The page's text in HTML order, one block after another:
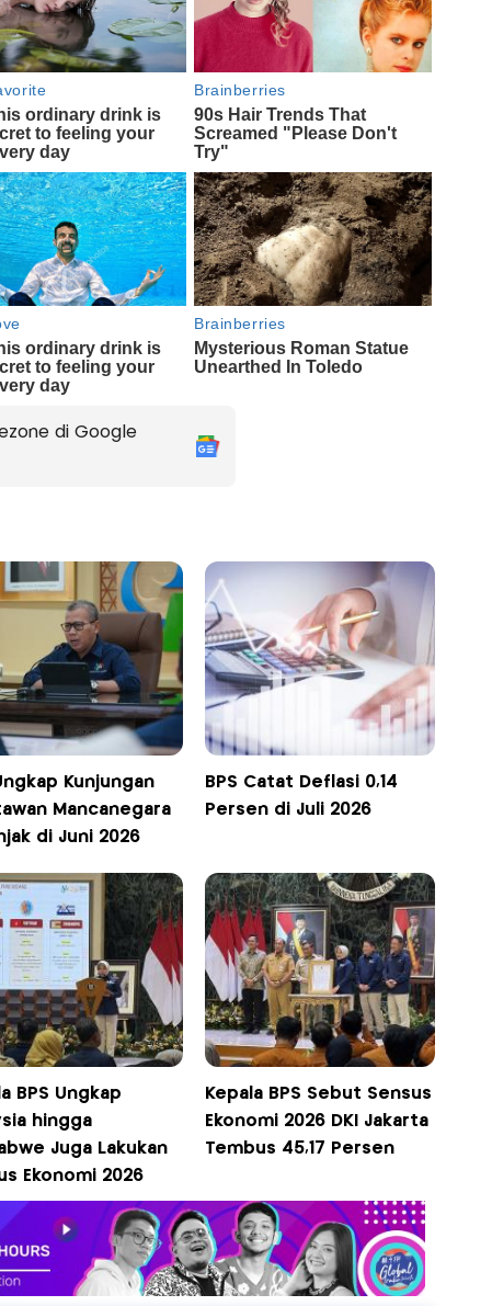
di Google
Kunjungan
Mancanegara
di Juni 2026
BPS Catat Deflasi 0,14
Persen di Juli 2026
BPS Ungkap
hingga
Juga Lakukan
Ekonomi 2026
Kepala BPS Sebut Sensus
Ekonomi 2026 DKI Jakarta
Tembus 45,17 Persen